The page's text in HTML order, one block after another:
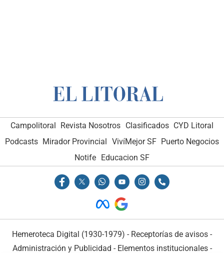
Campolitoral Revista Nosotros Clasificados CYD Litoral
Podcasts Mirador Provincial VivíMejor SF Puerto Negocios
Notife Educacion SF
Hemeroteca Digital (1930-1979) - Receptorías de avisos -
Administración y Publicidad - Elementos institucionales-